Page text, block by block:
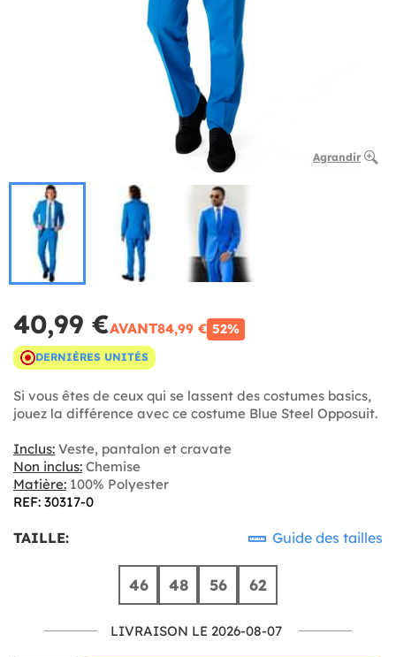
Agrandir
40,99 €AVANT84,99 € 52%
DERNIÈRES UNITÉS
Si vous êtes de ceux qui se lassent des costumes basics,
jouez la différence avec ce costume Blue Steel Opposuit.
Inclus: Veste, pantalon et cravate
Non inclus: Chemise
Matière: 100% Polyester
REF: 30317-0
TAILLE: Guide des tailles
46 48 56 62
LIVRAISON LE 2026-08-07